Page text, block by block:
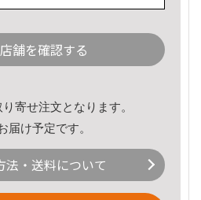
舗を確認する
寄せ注文となります。
届け予定です。
法・送料について